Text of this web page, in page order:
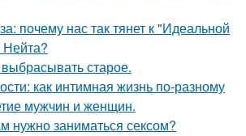
почему нас так тянет к "Идеальной
Нейта?
старое.
как интимная жизнь по-разному
мужчин и женщин.
нужно заниматься сексом?